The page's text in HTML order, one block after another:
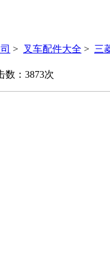
> 叉车配件大全 > 三
：3873次